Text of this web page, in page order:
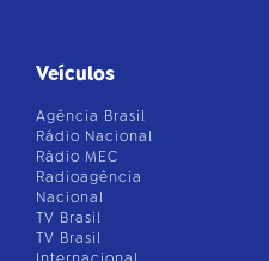
Veículos
Agência Brasil
Rádio Nacional
Rádio MEC
Radioagência
Nacional
TV Brasil
TV Brasil